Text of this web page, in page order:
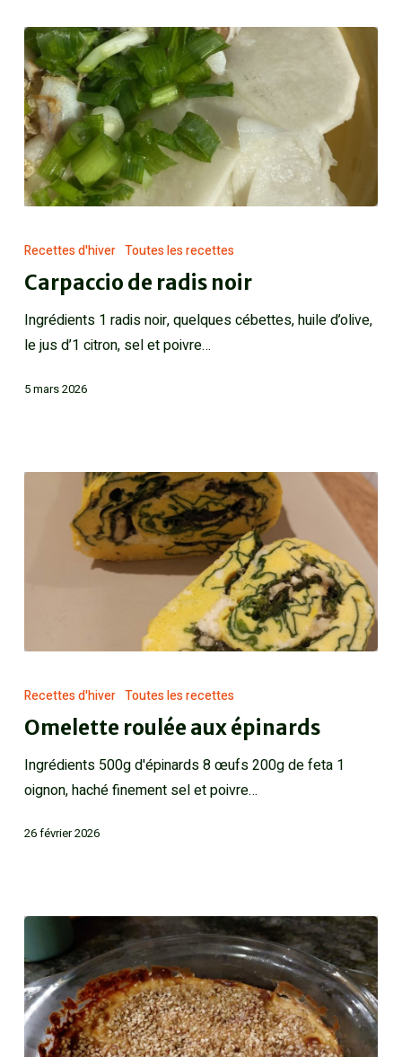
Recettes d'hiver Toutes les recettes
Carpaccio de radis noir
Ingrédients 1 radis noir, quelques cébettes, huile d’olive,
le jus d’1 citron, sel et poivre…
5 mars 2026
Recettes d'hiver Toutes les recettes
Omelette roulée aux épinards
Ingrédients 500g d'épinards 8 œufs 200g de feta 1
oignon, haché finement sel et poivre…
26 février 2026